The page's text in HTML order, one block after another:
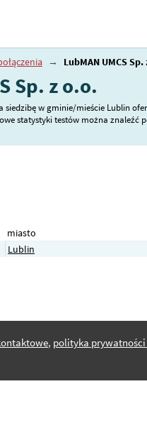
→ LubMAN UMCS Sp.
Sp. z o.o.
siedzibę w gminie/mieście Lublin
statystyki testów można znaleźć
miasto
Lublin
, polityka